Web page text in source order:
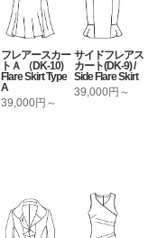
フレアースカー
トＡ （DK-10)
Flare Skirt Type
A
39,000円～
サイドフレアス
カート(DK-9) /
Side Flare Skirt
39,000円～